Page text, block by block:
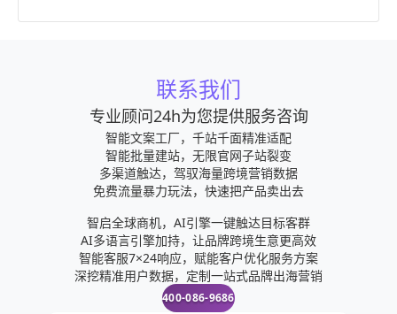
联系我们
专业顾问24h为您提供服务咨询
智能文案工厂，千站千面精准适配
智能批量建站，无限官网子站裂变
多渠道触达，驾驭海量跨境营销数据
免费流量暴力玩法，快速把产品卖出去
智启全球商机，AI引擎一键触达目标客群
AI多语言引擎加持，让品牌跨境生意更高效
智能客服7×24响应，赋能客户优化服务方案
深挖精准用户数据，定制一站式品牌出海营销
400-086-9686